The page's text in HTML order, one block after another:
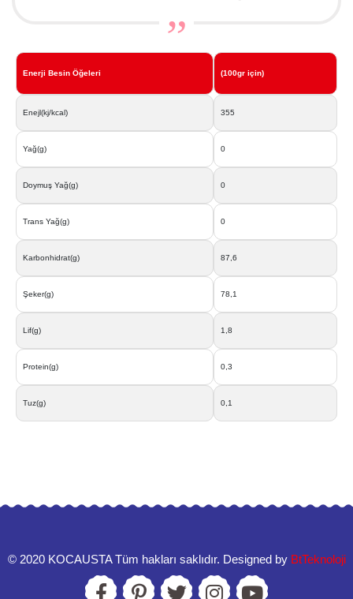
Enerji Besin Öğeleri (100gr için)
Enejl(kj/kcal) 355
Yağ(g) 0
Doymuş Yağ(g) 0
Trans Yağ(g) 0
Karbonhidrat(g) 87,6
Şeker(g) 78,1
Lif(g) 1,8
Protein(g) 0,3
Tuz(g) 0,1
©️ 2020 KOCAUSTA Tüm hakları saklıdır. Designed byBtTeknoloji